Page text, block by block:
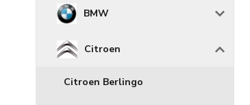
BMW
Citroen
Citroen Berlingo